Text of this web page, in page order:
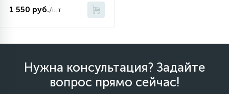
1 550 руб./шт
Нужна консультация? Задайте
вопрос прямо сейчас!